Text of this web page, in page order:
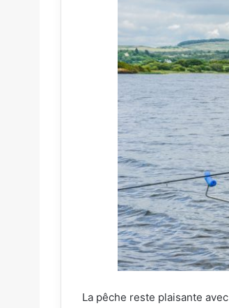
La pêche reste plaisante